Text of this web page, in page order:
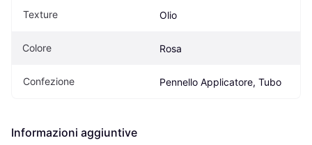
Texture Olio
Colore Rosa
Confezione Pennello Applicatore, Tubo
Informazioni aggiuntive